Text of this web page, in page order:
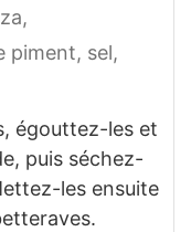
piment, sel,
égouttez-les et
puis séchez-
les ensuite